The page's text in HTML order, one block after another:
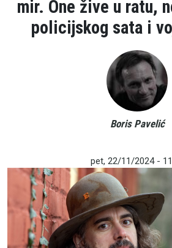
mir. One žive u ratu,
policijskog sata i
Boris Pavelić
pet, 22/11/2024 -